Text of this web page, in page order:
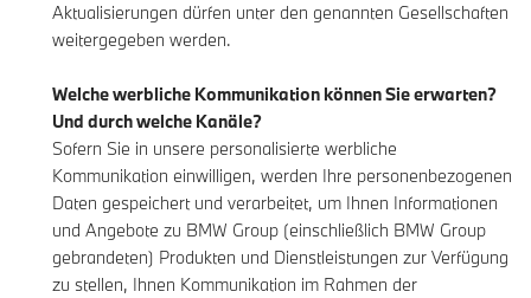
Aktualisierungen dürfen unter den genannten Gesellschaften
weitergegeben werden.
Welche werbliche Kommunikation können Sie erwarten?
Und durch welche Kanäle?
Sofern Sie in unsere personalisierte werbliche
Kommunikation einwilligen, werden Ihre personenbezogenen
Daten gespeichert und verarbeitet, um Ihnen Informationen
und Angebote zu BMW Group (einschließlich BMW Group
gebrandeten) Produkten und Dienstleistungen zur Verfügung
zu stellen, Ihnen Kommunikation im Rahmen der